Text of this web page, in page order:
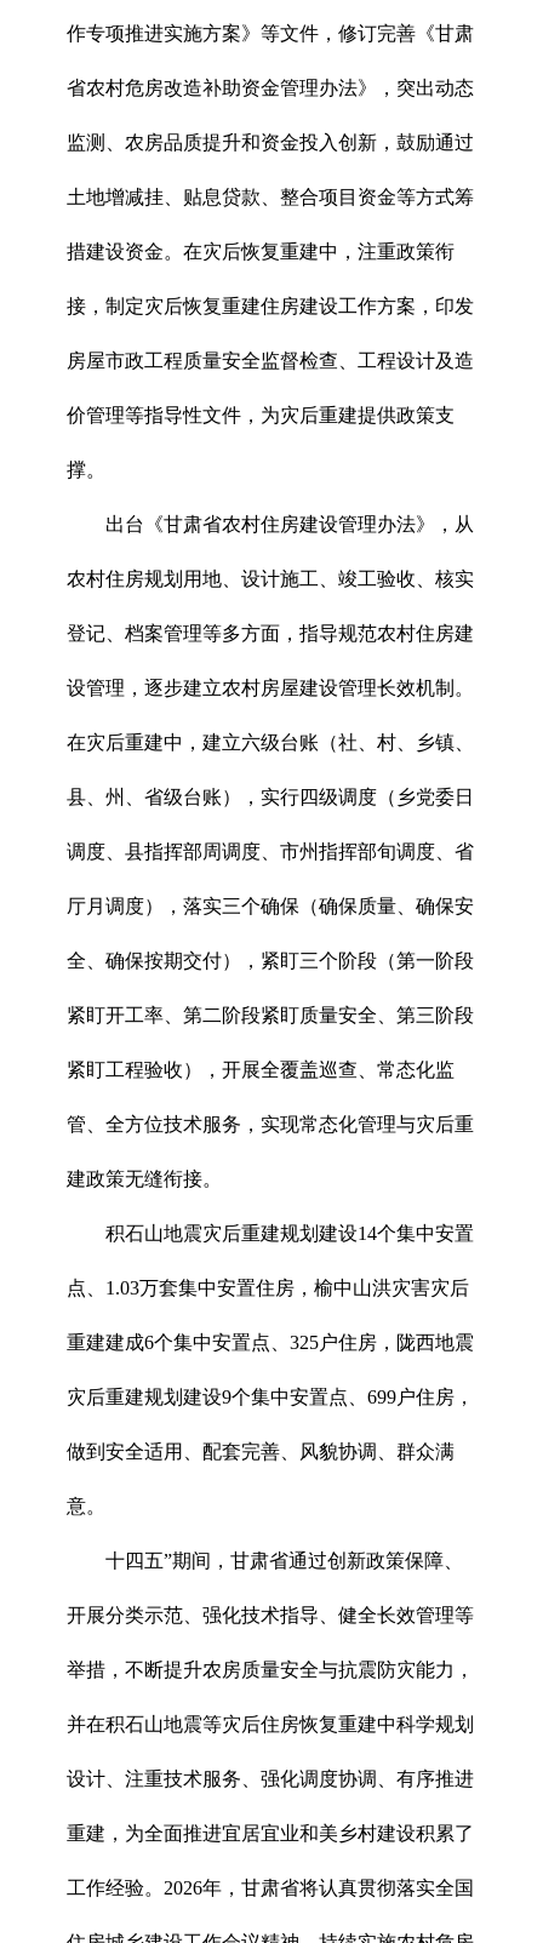
作专项推进实施方案》等文件，修订完善《甘肃
省农村危房改造补助资金管理办法》，突出动态
监测、农房品质提升和资金投入创新，鼓励通过
土地增减挂 、贴息贷款、整合项目资金等方式筹
措建设资金。在灾后恢复重建中，注重政策衔
接，制定灾后恢复重建住房建设工作方案，印发
房屋市政工程质量安全监督检查、工程设计及造
价管理等指导性文件，为灾后重建提供政策支
撑。
出台《甘肃省农村住房建设管理办法》，从
农村住房规划用地、设计施工、竣工验收、核实
登记、档案管理等多方面，指导规范农村住房建
设管理，逐步建立农村房屋建设管理长效机制。
在灾后重建中，建立六级台账（社、村、乡镇、
县、州、省级台账），实行四级调度（乡党委日
调度、县指挥部周调度、市州指挥部旬调度、省
厅月调度），落实三个确保（确保质量、确保安
全、确保按期交付），紧盯三个阶段（第一阶段
紧盯开工率、第二阶段紧盯质量安全、第三阶段
紧盯工程验收），开展全覆盖巡查、常态化监
管、全方位技术服务，实现常态化管理与灾后重
建政策无缝衔接。
积石山地震灾后重建规划建设14个集中安置
点、1.03万套集中安置住房，榆中山洪灾害灾后
重建建成6个集中安置点、325户住房，陇西地震
灾后重建规划建设9个集中安置点、699户住房，
做到安全适用、配套完善、风貌协调、群众满
意。
十四五”期间，甘肃省通过创新政策保障、
开展分类示范、强化技术指导、健全长效管理等
举措，不断提升农房质量安全与抗震防灾能力，
并在积石山地震等灾后住房恢复重建中科学规划
设计、注重技术服务、强化调度协调、有序推进
重建，为全面推进宜居宜业和美乡村建设积累了
工作经验。2026年，甘肃省将认真贯彻落实全国